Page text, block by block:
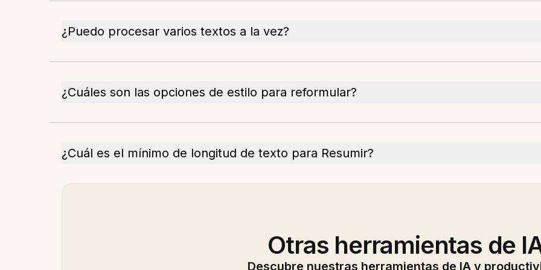
¿Puedo procesar varios textos a la vez?
¿Cuáles son las opciones de estilo para reformular?
¿Cuál es el mínimo de longitud de texto para Resumir?
Otras herramientas de
Descubre nuestras herramientas de IA y